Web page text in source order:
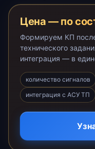
Цена — по
Формируем КП
технического
интеграция — в
количество сигналов
интеграция с АСУ ТП